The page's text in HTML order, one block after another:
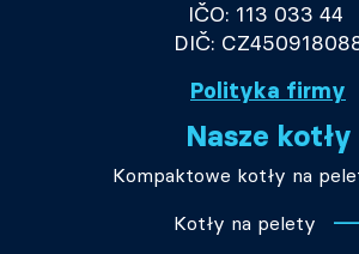
IČO: 113 033 44
DIČ:
Polityka firmy
Nasze kotły
Kompaktowe kotły na
Kotły na pelety